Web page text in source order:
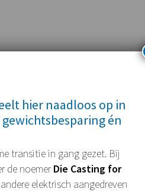
hier naadloos op in
én
transitie in gang gezet. Bij
de noemer Die Casting for
elektrisch aangedreven